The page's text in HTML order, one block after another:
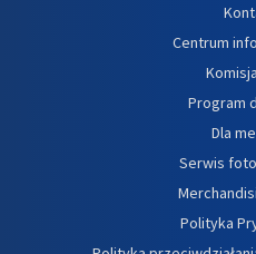
Centrum
Program
Dla
Serwis
Polityka